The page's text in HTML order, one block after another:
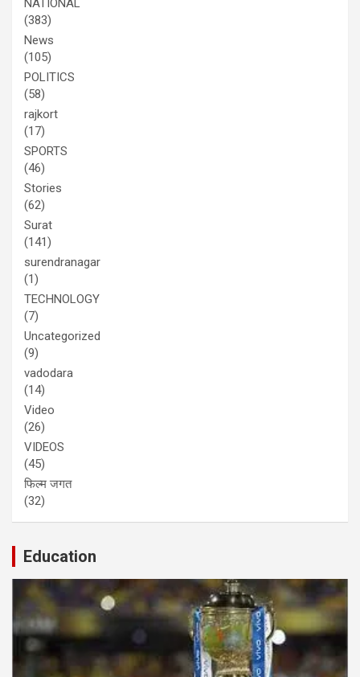
NATIONAL
(383)
News
(105)
POLITICS
(58)
rajkort
(17)
SPORTS
(46)
Stories
(62)
Surat
(141)
surendranagar
(1)
TECHNOLOGY
(7)
Uncategorized
(9)
vadodara
(14)
Video
(26)
VIDEOS
(45)
फिल्म जगत
(32)
Education